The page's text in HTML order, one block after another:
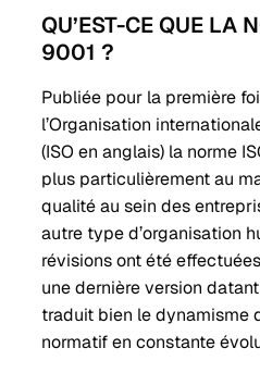
QU’EST-CE QUE LA
9001 ?
Publiée pour la première
l’Organisation
(ISO en anglais) la norme
plus particulièrement au
qualité au sein des
autre type d’organisation
révisions ont été
une dernière version
traduit bien le dynamisme
normatif en constante